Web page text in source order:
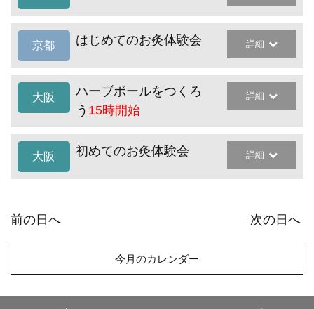
京都 はじめてのお灸体験会 詳細
大阪
ハーブボールをつくろ
う 15時開始
詳細
大阪 初めてのお灸体験会 詳細
前の日へ 次の日へ
今月のカレンダー